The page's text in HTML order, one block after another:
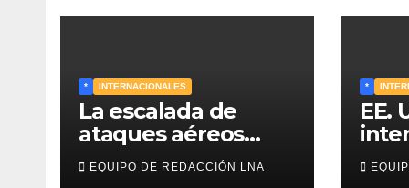
* INTERNACIONALES
La escalada de
ataques aéreos
masivos de Rusia
sobre Kiev y centros
EQUIPO DE REDACCIÓN LNA
*
EE.